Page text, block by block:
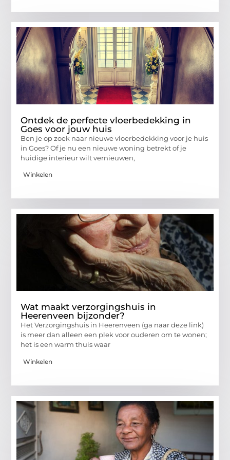
Ontdek de perfecte vloerbedekking in
Goes voor jouw huis
Ben je op zoek naar nieuwe vloerbedekking voor je huis
in Goes? Of je nu een nieuwe woning betrekt of je
huidige interieur wilt vernieuwen,
Winkelen
Wat maakt verzorgingshuis in
Heerenveen bijzonder?
Het Verzorgingshuis in Heerenveen (ga naar deze link)
is meer dan alleen een plek voor ouderen om te wonen;
het is een warm thuis waar
Winkelen